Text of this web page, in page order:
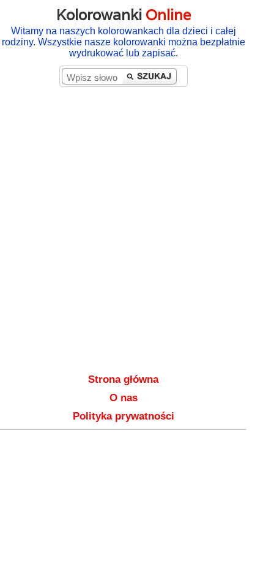
Kolorowanki Online
Witamy na naszych kolorowankach dla dzieci i całej
rodziny. Wszystkie nasze kolorowanki można bezpłatnie
wydrukować lub zapisać.
Strona główna
O nas
Polityka prywatności